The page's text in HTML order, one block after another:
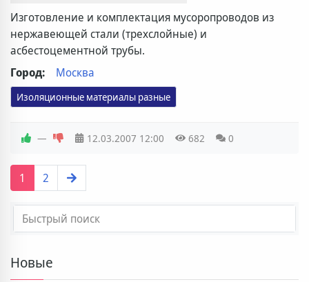
Изготовление и комплектация мусоропроводов из
нержавеющей стали (трехслойные) и
асбестоцементной трубы.
Город:
Москва
Изоляционные материалы разные
— 12.03.2007 12:00 682 0
1 2
Новые